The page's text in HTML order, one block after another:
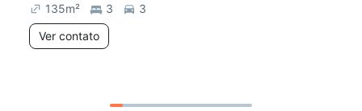
135m² 3
3
Ver contato